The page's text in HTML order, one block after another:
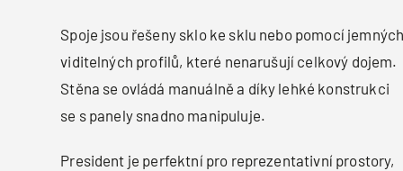
Spoje jsou řešeny sklo ke sklu nebo pomocí
viditelných profilů, které nenarušují celkový dojem.
Stěna se ovládá manuálně a díky lehké konstrukci
se s panely snadno manipuluje.
President je perfektní pro reprezentativní prostory,